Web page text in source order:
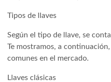
Tipos de llaves
Según el tipo de llave, se
Te mostramos, a
comunes en el mercado.
Llaves clásicas